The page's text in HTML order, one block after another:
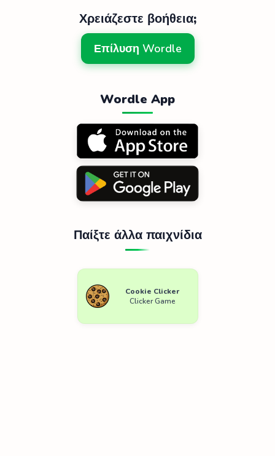
Χρειάζεστε βοήθεια;
Επίλυση Wordle
Wordle App
Παίξτε άλλα παιχνίδια
Cookie Clicker
Clicker Game